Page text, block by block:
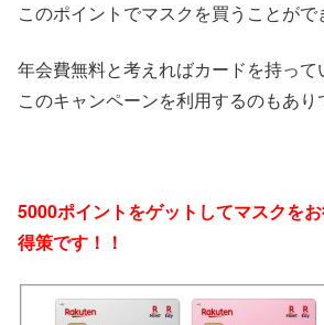
このポイントでマスクを買うことがで
年会費無料と考えればカードを持って
このキャンペーンを利用するのもあり
5000ポイントをゲットしてマスクを
得策です！！